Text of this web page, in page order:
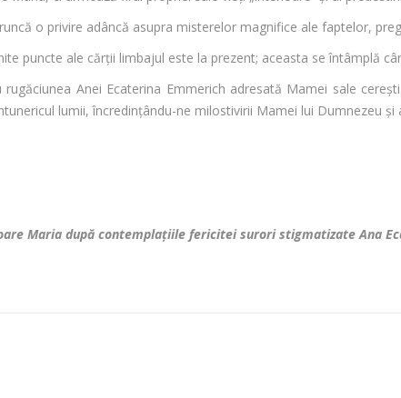
o privire adâncă asupra misterelor magnifice ale faptelor,
puncte ale cărţii limbajul este la prezent; aceasta se întâmplă
Anei Ecaterina Emmerich adresată Mamei sale
lumii, încredinţându-ne milostivirii Mamei lui Dumnezeu şi
Maria după contemplaţiile fericitei surori stigmatizate Ana